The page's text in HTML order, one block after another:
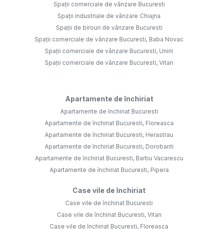
Spații comerciale de vânzare Bucuresti
Spații industriale de vânzare Chiajna
Spații de birouri de vânzare Bucuresti
Spații comerciale de vânzare Bucuresti, Baba Novac
Spații comerciale de vânzare Bucuresti, Unirii
Spații comerciale de vânzare Bucuresti, Vitan
Apartamente de închiriat
Apartamente de închiriat Bucuresti
Apartamente de închiriat Bucuresti, Floreasca
Apartamente de închiriat Bucuresti, Herastrau
Apartamente de închiriat Bucuresti, Dorobanti
Apartamente de închiriat Bucuresti, Barbu Vacarescu
Apartamente de închiriat Bucuresti, Pipera
Case vile de închiriat
Case vile de închiriat Bucuresti
Case vile de închiriat Bucuresti, Vitan
Case vile de închiriat Bucuresti, Floreasca